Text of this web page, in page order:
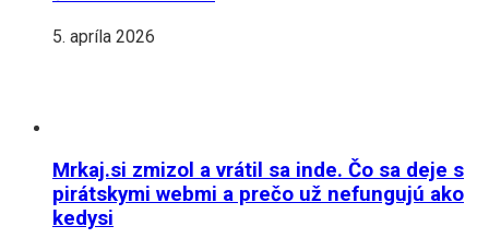
5. apríla 2026
Mrkaj.si zmizol a vrátil sa inde. Čo sa deje s
pirátskymi webmi a prečo už nefungujú ako
kedysi